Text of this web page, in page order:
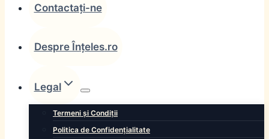
Contactați-ne
Despre Înțeles.ro
Legal
Termeni și Condiții
Politica de Confidențialitate